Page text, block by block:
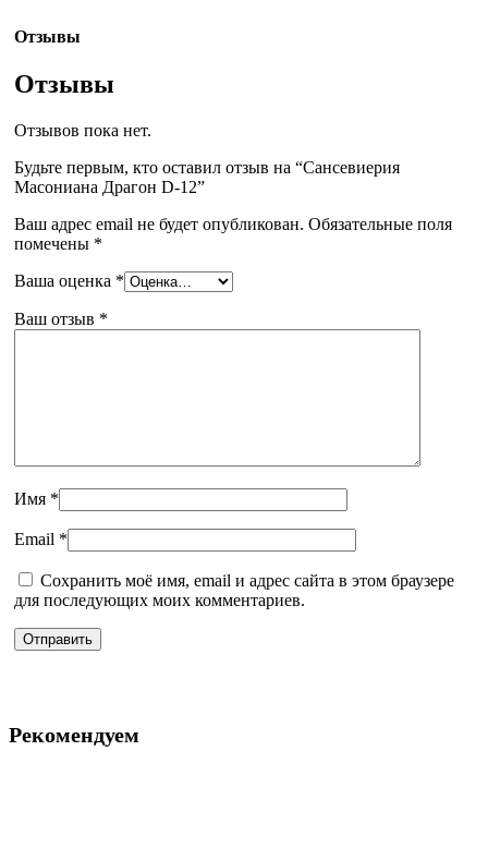
Отзывы
Отзывы
Отзывов пока нет.
Будьте первым, кто оставил отзыв на “Сансевиерия
Масониана Драгон D-12”
Ваш адрес email не будет опубликован. Обязательные поля
помечены *
Ваша оценка *
Ваш отзыв *
Имя *
Email *
Сохранить моё имя, email и адрес сайта в этом браузере
для последующих моих комментариев.
Рекомендуем